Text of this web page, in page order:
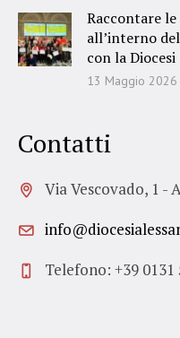
Raccontare
all’interno
con la Diocesi
13 Maggio 2026
Contatti
Via Vescovado, 1 -
Telefono: +39 0131